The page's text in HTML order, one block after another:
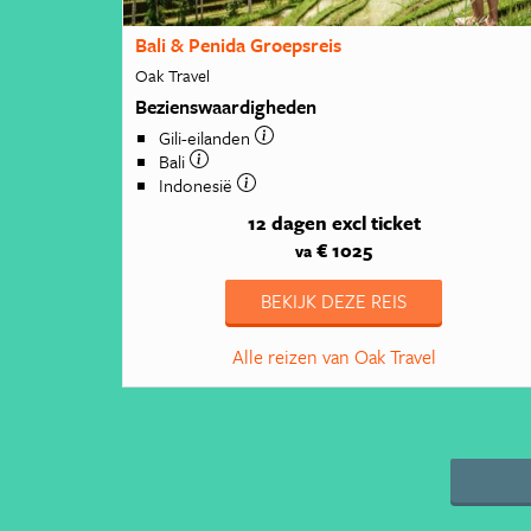
Bali & Penida Groepsreis
Oak Travel
Bezienswaardigheden
Gili-eilanden
Bali
Indonesië
12 dagen excl ticket
va € 1025
BEKIJK DEZE REIS
Alle reizen van Oak Travel